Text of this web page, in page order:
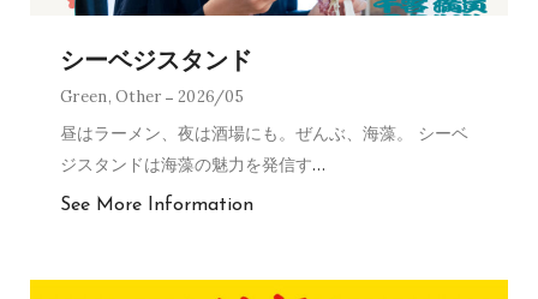
シーベジスタンド
Green,Other 2026/05
昼はラーメン、夜は酒場にも。ぜんぶ、海藻。 シーベ
ジスタンドは海藻の魅力を発信す…
See More Information